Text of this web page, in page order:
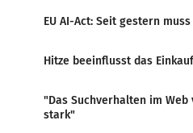
EU AI-Act: Seit gestern
Hitze beeinflusst das
"Das Suchverhalten im
stark"